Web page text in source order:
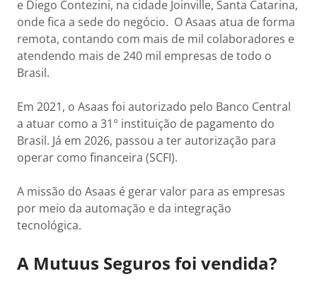
e Diego Contezini, na cidade Joinville, Santa Catarina,
onde fica a sede do negócio. O Asaas atua de forma
remota, contando com mais de mil colaboradores e
atendendo mais de 240 mil empresas de todo o
Brasil.
Em 2021, o Asaas foi autorizado pelo Banco Central
a atuar como a 31° instituição de pagamento do
Brasil. Já em 2026, passou a ter autorização para
operar como financeira (SCFI).
A missão do Asaas é gerar valor para as empresas
por meio da automação e da integração
tecnológica.
A Mutuus Seguros foi vendida?